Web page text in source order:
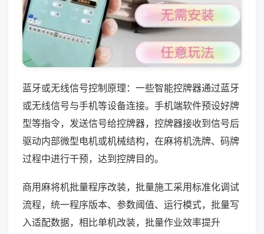
蓝牙或无线信号控制原理：一些智能控牌器通过蓝牙
或无线信号与手机等设备连接。手机端软件预设好牌
型等指令，发送信号给控牌器，控牌器接收到信号后
驱动内部微型电机或机械结构，在麻将机洗牌、码牌
过程中进行干预，达到控牌目的。
商用麻将机批量程序改装，批量施工采用标准化调试
流程，统一程序版本、参数阈值、运行模式，批量写
入适配数据，相比单机改装，批量作业效率提升